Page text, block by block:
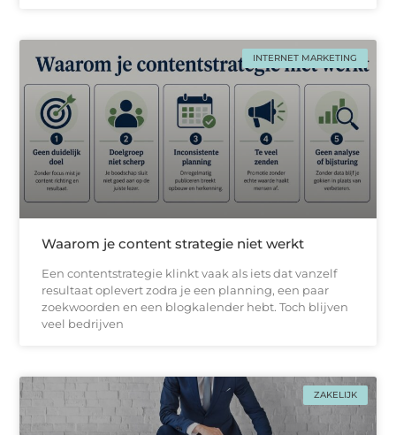
INTERNET MARKETING
Waarom je content strategie niet werkt
Een contentstrategie klinkt vaak als iets dat vanzelf
resultaat oplevert zodra je een planning, een paar
zoekwoorden en een blogkalender hebt. Toch blijven
veel bedrijven
ZAKELIJK